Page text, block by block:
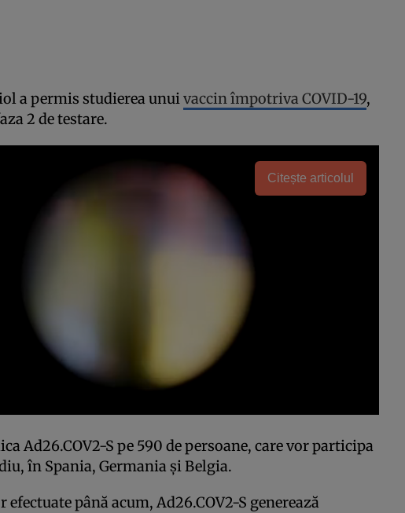
a permis studierea unuivaccin împotriva COVID-19,
2 de testare.
Citește articolul
Ad26.COV2-S pe 590 de persoane, care vor participa
în Spania, Germania şi Belgia.
până acum, Ad26.COV2-S generează